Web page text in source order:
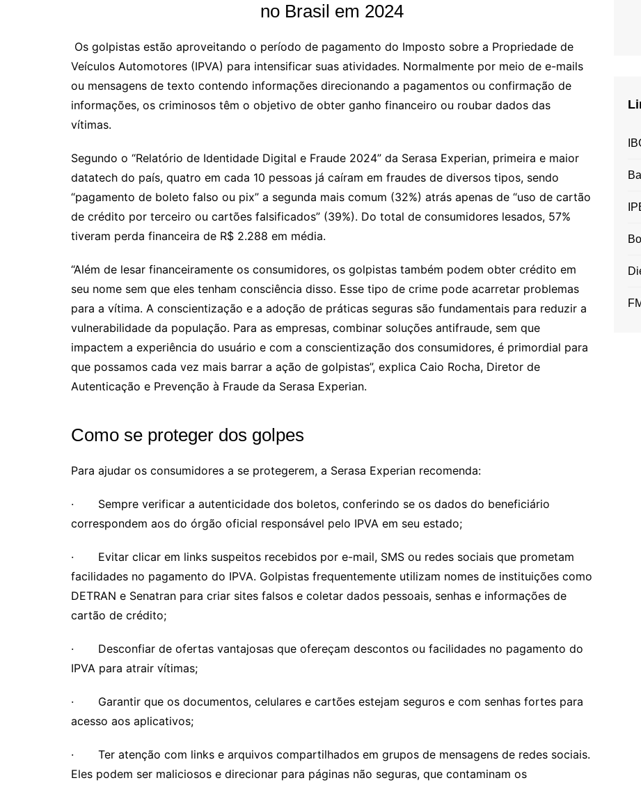
no Brasil em 2024
Os golpistas estão aproveitando o período de pagamento do Imposto sobre a Propriedade de
Veículos Automotores (IPVA) para intensificar suas atividades. Normalmente por meio de e-mails
ou mensagens de texto contendo informações direcionando a pagamentos ou confirmação de
informações, os criminosos têm o objetivo de obter ganho financeiro ou roubar dados das
vítimas.
Segundo o “Relatório de Identidade Digital e Fraude 2024” da Serasa Experian, primeira e maior
datatech do país, quatro em cada 10 pessoas já caíram em fraudes de diversos tipos, sendo
“pagamento de boleto falso ou pix” a segunda mais comum (32%) atrás apenas de “uso de cartão
de crédito por terceiro ou cartões falsificados” (39%). Do total de consumidores lesados, 57%
tiveram perda financeira de R$ 2.288 em média.
“Além de lesar financeiramente os consumidores, os golpistas também podem obter crédito em
seu nome sem que eles tenham consciência disso. Esse tipo de crime pode acarretar problemas
para a vítima. A conscientização e a adoção de práticas seguras são fundamentais para reduzir a
vulnerabilidade da população. Para as empresas, combinar soluções antifraude, sem que
impactem a experiência do usuário e com a conscientização dos consumidores, é primordial para
que possamos cada vez mais barrar a ação de golpistas”, explica Caio Rocha, Diretor de
Autenticação e Prevenção à Fraude da Serasa Experian.
Como se proteger dos golpes
Para ajudar os consumidores a se protegerem, a Serasa Experian recomenda:
· Sempre verificar a autenticidade dos boletos, conferindo se os dados do beneficiário
correspondem aos do órgão oficial responsável pelo IPVA em seu estado;
· Evitar clicar em links suspeitos recebidos por e-mail, SMS ou redes sociais que prometam
facilidades no pagamento do IPVA. Golpistas frequentemente utilizam nomes de instituições como
DETRAN e Senatran para criar sites falsos e coletar dados pessoais, senhas e informações de
cartão de crédito;
· Desconfiar de ofertas vantajosas que ofereçam descontos ou facilidades no pagamento do
IPVA para atrair vítimas;
· Garantir que os documentos, celulares e cartões estejam seguros e com senhas fortes para
acesso aos aplicativos;
· Ter atenção com links e arquivos compartilhados em grupos de mensagens de redes sociais.
Eles podem ser maliciosos e direcionar para páginas não seguras, que contaminam os